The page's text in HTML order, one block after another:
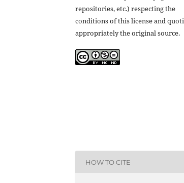
repositories, etc.) respecting the
conditions of this license and
appropriately the original source.
HOW TO CITE